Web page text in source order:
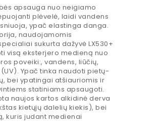
apsauga nuo neigiamo
plėvelė, laidi vandens
ypač elastinga danga.
naudojamomis
sukurta dažyvė LX530+
visą eksterjero medieną nuo
poveiki:, vandens, liūčių,
Ypač tinka naudoti pietų-
bei ypatingai atšiauriomis ir
statiniams apsaugoti.
naujos kartos alkidinė derva
kietųjų dalelių kiekis), bei
kuris judant medienai